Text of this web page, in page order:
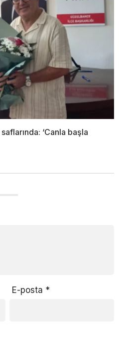
‘Canla başla
E-posta *